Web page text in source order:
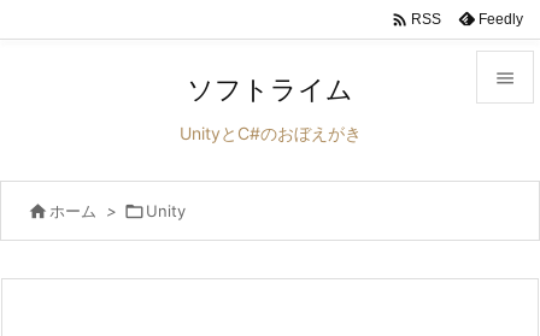


前へ
 RSS Feedly
ソフトライム
UnityとC#のおぼえがき
 ホーム > Unity